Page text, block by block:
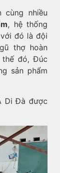
nhiều
, hệ thống
đó là đội
thợ hoàn
đó, Đúc
sản phẩm
Di Đà được